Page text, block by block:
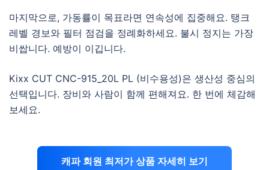
마지막으로, 가동률이 목표라면 연속성에 집중해요. 탱크
레벨 경보와 필터 점검을 정례화하세요. 불시 정지는 가장
비쌉니다. 예방이 이깁니다.
Kixx CUT CNC-915_20L PL (비수용성)은 생산성 중심의
선택입니다. 장비와 사람이 함께 편해져요. 한 번에 체감해
보세요.
캐파 회원 최저가 상품 자세히 보기